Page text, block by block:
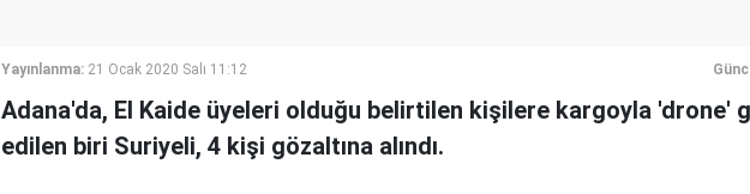
Yayınlanma: 21 Ocak 2020 Salı 11:12
Adana'da, El Kaide üyeleri olduğu belirtilen kişilere kargoyla 'drone'
edilen biri Suriyeli, 4 kişi gözaltına alındı.